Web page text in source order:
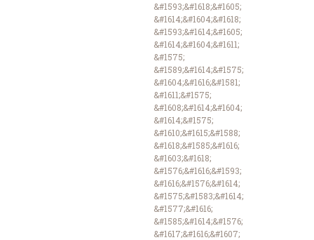
&#1593;&#1618;&#1605;
&#1614;&#1604;&#1618;
&#1593;&#1614;&#1605;
&#1614;&#1604;&#1611;
&#1575;
&#1589;&#1614;&#1575;
&#1604;&#1616;&#1581;
&#1611;&#1575;
&#1608;&#1614;&#1604;
&#1614;&#1575;
&#1610;&#1615;&#1588;
&#1618;&#1585;&#1616;
&#1603;&#1618;
&#1576;&#1616;&#1593;
&#1616;&#1576;&#1614;
&#1575;&#1583;&#1614;
&#1577;&#1616;
&#1585;&#1614;&#1576;
&#1617;&#1616;&#1607;